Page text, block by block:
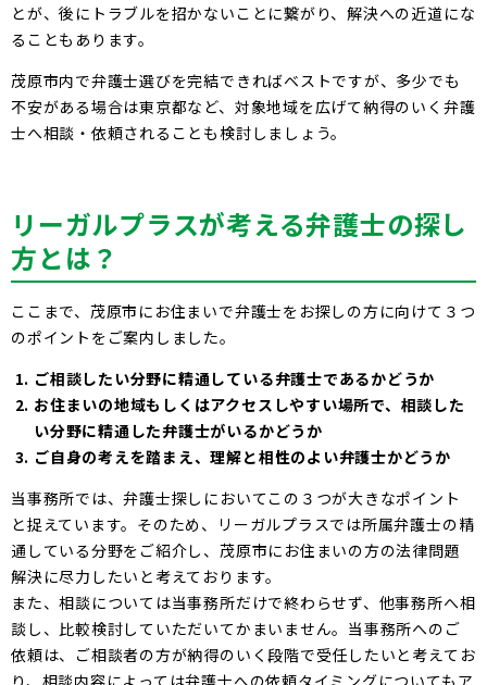
とが、後にトラブルを招かないことに繋がり、解決への近道にな
ることもあります。
茂原市内で弁護士選びを完結できればベストですが、多少でも
不安がある場合は東京都など、対象地域を広げて納得のいく弁護
士へ相談・依頼されることも検討しましょう。
リーガルプラスが考える弁護士の探し
方とは？
ここまで、茂原市にお住まいで弁護士をお探しの方に向けて３つ
のポイントをご案内しました。
ご相談したい分野に精通している弁護士であるかどうか
お住まいの地域もしくはアクセスしやすい場所で、相談した
い分野に精通した弁護士がいるかどうか
ご自身の考えを踏まえ、理解と相性のよい弁護士かどうか
当事務所では、弁護士探しにおいてこの３つが大きなポイント
と捉えています。そのため、リーガルプラスでは所属弁護士の精
通している分野をご紹介し、茂原市にお住まいの方の法律問題
解決に尽力したいと考えております。
また、相談については当事務所だけで終わらせず、他事務所へ相
談し、比較検討していただいてかまいません。当事務所へのご
依頼は、ご相談者の方が納得のいく段階で受任したいと考えてお